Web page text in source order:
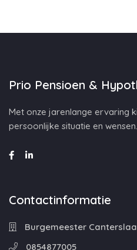
Prio Pensioen &
Met onze jarenlange ervaring
persoonlijke situatie en wensen.
Contactinformatie
Burgemeester
0854877005